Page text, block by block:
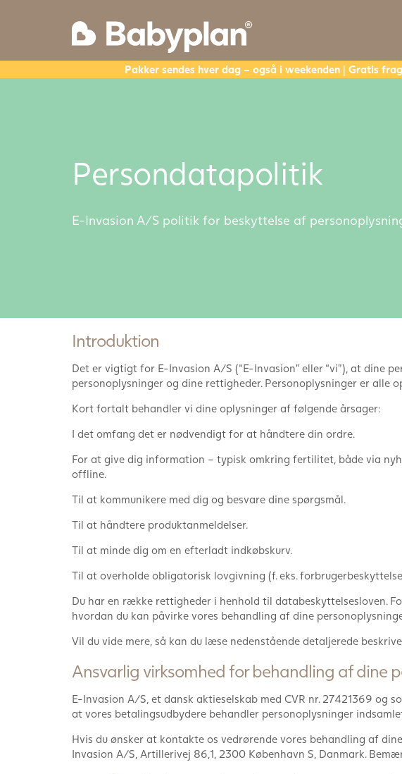
Pakker sendes hver dag – også i weekenden| Gratis
Persondatapolitik
E-Invasion A/S politik for beskyttelse af
Introduktion
Det er vigtigt for E-Invasion A/S (“E-Invasion” eller “vi”), at dine
personoplysninger og dine rettigheder. Personoplysninger er alle
Kort fortalt behandler vi dine oplysninger af følgende årsager:
I det omfang det er nødvendigt for at håndtere din ordre.
For at give dig information – typisk omkring fertilitet, både via
offline.
Til at kommunikere med dig og besvare dine spørgsmål.
Til at håndtere produktanmeldelser.
Til at minde dig om en efterladt indkøbskurv.
Til at overholde obligatorisk lovgivning (f. eks.
Du har en række rettigheder i henhold til databeskyttelsesloven.
hvordan du kan påvirke vores behandling af dine
Vil du vide mere, så kan du læse nedenstående detaljerede
Ansvarlig virksomhed for behandling af dine
E-Invasion A/S, et dansk aktieselskab med CVR nr. 27421369 og
at vores betalingsudbydere behandler personoplysninger
Hvis du ønsker at kontakte os vedrørende vores behandling af
Invasion A/S, Artillerivej 86,1, 2300 København S, Danmark.